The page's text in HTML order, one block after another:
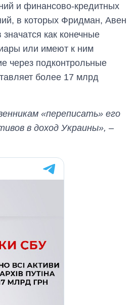
и финансово-кредитных
в которых Фридман, Авен
значатся как конечные
или имеют к ним
через подконтрольные
более 17 млрд
«переписать» его
в доход Украины», –
тарифы на
холодную воду в
городах Украины